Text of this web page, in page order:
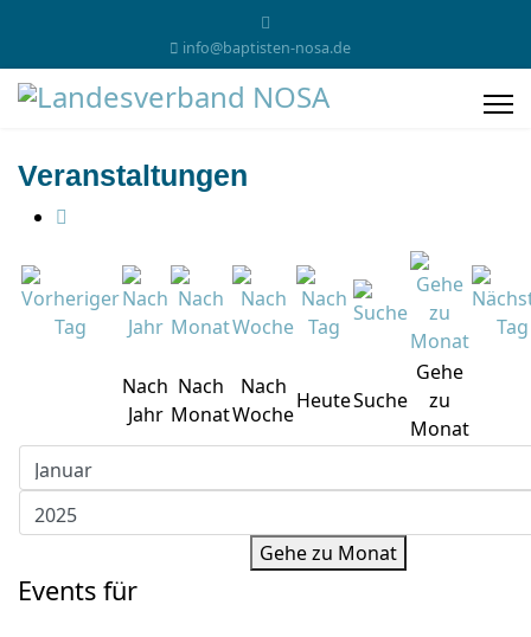
info@baptisten-nosa.de
Veranstaltungen
Nach
Jahr
Nach
Monat
Nach
Woche
HeuteSuche
Gehe
zu
Monat
Gehe zu Monat
Events für